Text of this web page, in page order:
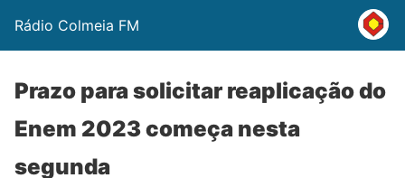
Rádio Colmeia FM
Prazo para solicitar reaplicação do
Enem 2023 começa nesta
segunda